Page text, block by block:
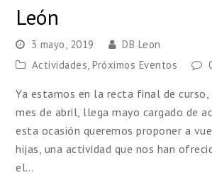
León
3 mayo, 2019
DB Leon
Actividades ,Próximos Eventos
Ya estamos en la recta final de curso,
mes de abril, llega mayo cargado de
esta ocasión queremos proponer a
hijas, una actividad que nos han
el…